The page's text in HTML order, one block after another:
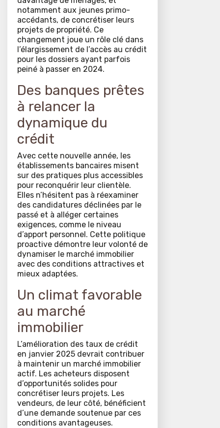
notamment aux jeunes primo-
accédants, de concrétiser leurs
projets de propriété. Ce
changement joue un rôle clé dans
l’élargissement de l’accès au crédit
pour les dossiers ayant parfois
peiné à passer en 2024.
Des banques prêtes
à relancer la
dynamique du
crédit
Avec cette nouvelle année, les
établissements bancaires misent
sur des pratiques plus accessibles
pour reconquérir leur clientèle.
Elles n’hésitent pas à réexaminer
des candidatures déclinées par le
passé et à alléger certaines
exigences, comme le niveau
d’apport personnel. Cette politique
proactive démontre leur volonté de
dynamiser le marché immobilier
avec des conditions attractives et
mieux adaptées.
Un climat favorable
au marché
immobilier
L’amélioration des taux de crédit
en janvier 2025 devrait contribuer
à maintenir un marché immobilier
actif. Les acheteurs disposent
d’opportunités solides pour
concrétiser leurs projets. Les
vendeurs, de leur côté, bénéficient
d’une demande soutenue par ces
conditions avantageuses.